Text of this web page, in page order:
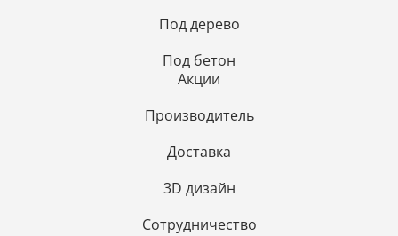
Под дерево
Под бетон
Акции
Производитель
Доставка
3D дизайн
Сотрудничество